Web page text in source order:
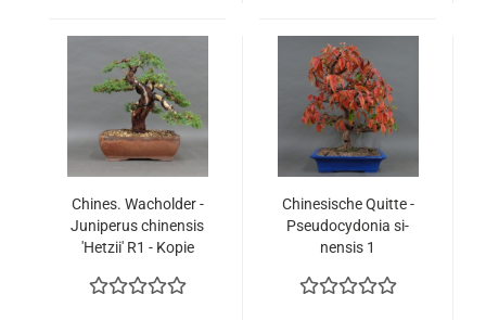
Chi­nes. Wa­chol­der -
Ju­ni­pe­rus chi­nen­sis
'Het­zii' R1 - Kopie
Chi­ne­si­sche Quit­te -
Pseu­do­cy­do­nia si­
nen­sis 1